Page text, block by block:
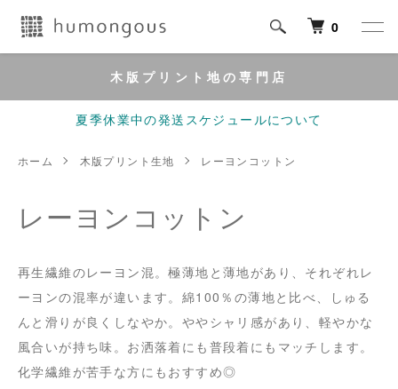
0
木版プリント地の専門店
夏季休業中の発送スケジュールについて
ホーム 木版プリント生地 レーヨンコットン
レーヨンコットン
再生繊維のレーヨン混。極薄地と薄地があり、それぞれレ
ーヨンの混率が違います。綿100％の薄地と比べ、しゅる
んと滑りが良くしなやか。ややシャリ感があり、軽やかな
風合いが持ち味。お洒落着にも普段着にもマッチします。
化学繊維が苦手な方にもおすすめ◎